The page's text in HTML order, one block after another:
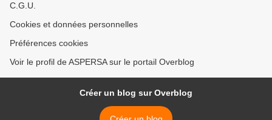
C.G.U.
Cookies et données personnelles
Préférences cookies
Voir le profil de ASPERSA sur le portail Overblog
Créer un blog sur Overblog